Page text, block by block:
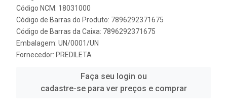
Código NCM: 18031000
Código de Barras do Produto: 7896292371675
Código de Barras da Caixa: 7896292371675
Embalagem: UN/0001/UN
Fornecedor: PREDILETA
Faça seu login ou
cadastre-se para ver preços e comprar